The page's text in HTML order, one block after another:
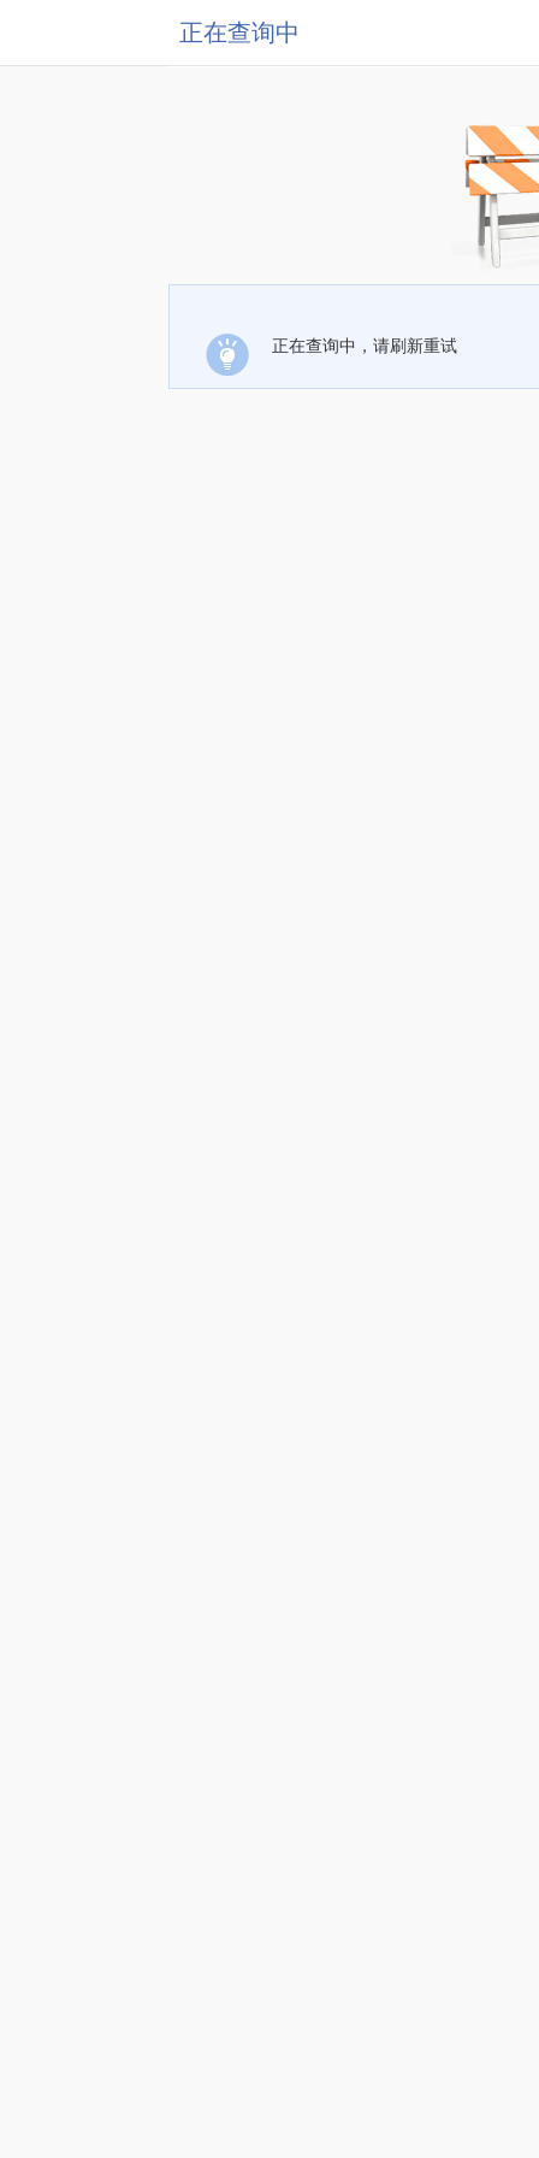
正在查询中
正在查询中，请刷新重试